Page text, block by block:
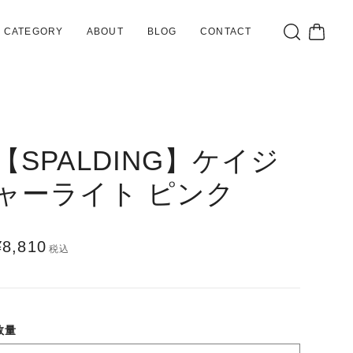
CATEGORY ABOUT BLOG CONTACT
SPALDING】ケイジ
ーライト ピンク
税込
量